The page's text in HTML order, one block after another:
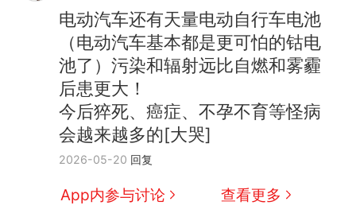
电动汽车还有天量电动自行车电池
（电动汽车基本都是更可怕的钴电
池了）污染和辐射远比自燃和雾霾
后患更大！
今后猝死、癌症、不孕不育等怪病
会越来越多的[大哭]
2026-05-20 回复
App内参与讨论 查看更多
热 西班牙飞地休达边境，摩洛
哥士兵搬起大石块投向移民引
争议，此前一天内数万人从摩
洛哥涌入西班牙
新
费大厨“全国小炒肉大王”称
号，仅凭视频评出？中国烹饪